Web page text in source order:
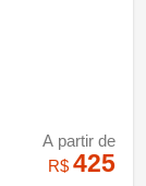
A partir de
R$ 425